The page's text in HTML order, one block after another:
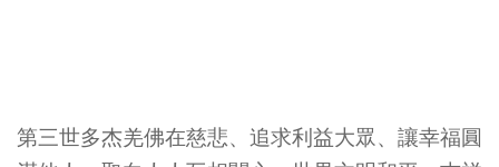
第三世多杰羌佛在慈悲、追求利益大眾、讓幸福圓